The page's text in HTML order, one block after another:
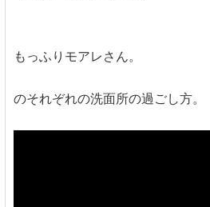
もっふりモアレさん。
のそれぞれの洗面所の過ごし方。